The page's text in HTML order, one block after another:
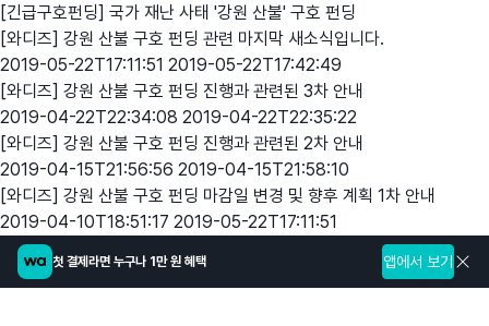
[긴급구호펀딩] 국가 재난 사태 '강원 산불' 구호 펀딩
[와디즈] 강원 산불 구호 펀딩 관련 마지막 새소식입니다.
2019-05-22T17:11:51 2019-05-22T17:42:49
[와디즈] 강원 산불 구호 펀딩 진행과 관련된 3차 안내
2019-04-22T22:34:08 2019-04-22T22:35:22
[와디즈] 강원 산불 구호 펀딩 진행과 관련된 2차 안내
2019-04-15T21:56:56 2019-04-15T21:58:10
[와디즈] 강원 산불 구호 펀딩 마감일 변경 및 향후 계획 1차 안내
2019-04-10T18:51:17 2019-05-22T17:11:51
첫 결제라면 누구나 1만 원 혜택 앱에서 보기